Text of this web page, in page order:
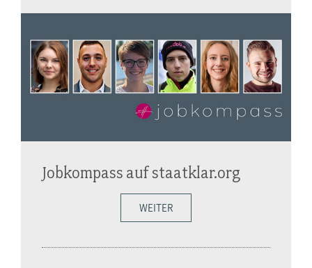
Jobkompass auf staatklar.org
WEITER